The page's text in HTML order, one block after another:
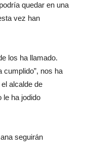
quedar en una
vez han
los ha llamado.
cumplido”, nos ha
alcalde de
le ha jodido
seguirán